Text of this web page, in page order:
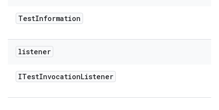
TestInformation
listener
ITestInvocationListener